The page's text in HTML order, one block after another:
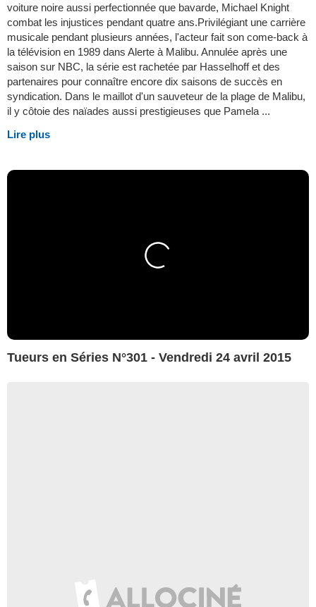
voiture noire aussi perfectionnée que bavarde, Michael Knight
combat les injustices pendant quatre ans.Privilégiant une carrière
musicale pendant plusieurs années, l'acteur fait son come-back à
la télévision en 1989 dans Alerte à Malibu. Annulée après une
saison sur NBC, la série est rachetée par Hasselhoff et des
partenaires pour connaître encore dix saisons de succès en
syndication. Dans le maillot d'un sauveteur de la plage de Malibu,
il y côtoie des naïades aussi prestigieuses que Pamela ...
Lire plus
Tueurs en Séries N°301 - Vendredi 24 avril 2015